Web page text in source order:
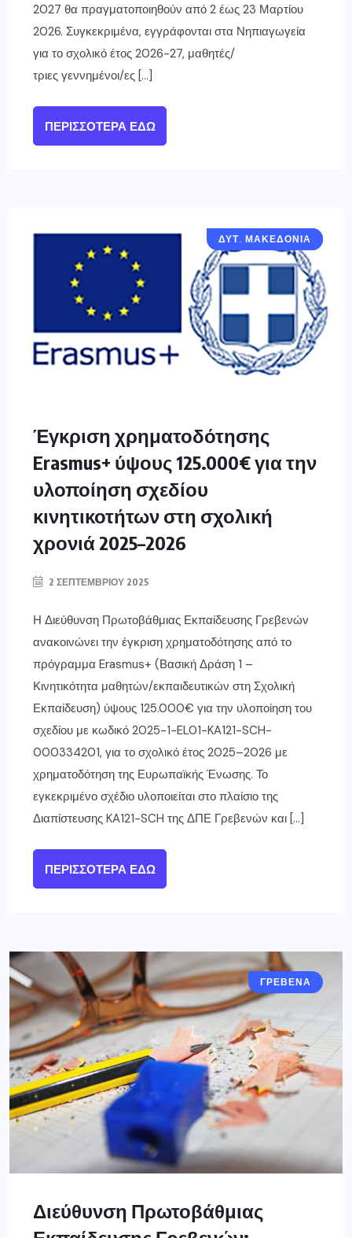
2027 θα πραγματοποιηθούν από 2 έως 23 Μαρτίου
2026. Συγκεκριμένα, εγγράφονται στα Νηπιαγωγεία
για το σχολικό έτος 2026-27, μαθητές/
τριες γεννημένοι/ες […]
ΠΕΡΙΣΣΌΤΕΡΑ ΕΔΏ
ΓΡΕΒΕΝΑ
ΔΕΣΚΑΤΗ
ΔΥΤ. ΜΑΚΕΔΟΝΙΑ
Έγκριση χρηματοδότησης
Erasmus+ ύψους 125.000€ για την
υλοποίηση σχεδίου
κινητικοτήτων στη σχολική
χρονιά 2025–2026
2 ΣΕΠΤΕΜΒΡΊΟΥ 2025
Η Διεύθυνση Πρωτοβάθμιας Εκπαίδευσης Γρεβενών
ανακοινώνει την έγκριση χρηματοδότησης από το
πρόγραμμα Erasmus+ (Βασική Δράση 1 –
Κινητικότητα μαθητών/εκπαιδευτικών στη Σχολική
Εκπαίδευση) ύψους 125.000€ για την υλοποίηση του
σχεδίου με κωδικό 2025-1-EL01-KA121-SCH-
000334201, για το σχολικό έτος 2025–2026 με
χρηματοδότηση της Ευρωπαϊκής Ένωσης. Το
εγκεκριμένο σχέδιο υλοποιείται στο πλαίσιο της
Διαπίστευσης KA121-SCH της ΔΠΕ Γρεβενών και […]
ΠΕΡΙΣΣΌΤΕΡΑ ΕΔΏ
ΓΡΕΒΕΝΑ
Διεύθυνση Πρωτοβάθμιας